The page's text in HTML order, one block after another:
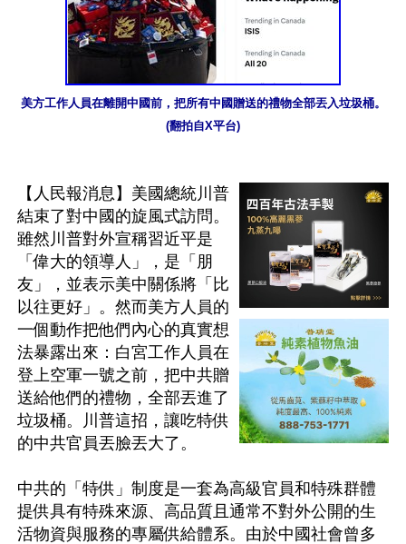
美方工作人員在離開中國前，把所有中國贈送的禮物全部丟入垃圾桶。
(翻拍自X平台)
【人民報消息】美國總統川普
結束了對中國的旋風式訪問。
雖然川普對外宣稱習近平是
「偉大的領導人」，是「朋
友」，並表示美中關係將「比
以往更好」。然而美方人員的
一個動作把他們內心的真實想
法暴露出來：白宮工作人員在
登上空軍一號之前，把中共贈
送給他們的禮物，全部丟進了
垃圾桶。川普這招，讓吃特供
的中共官員丟臉丟大了。
中共的「特供」制度是一套為高級官員和特殊群體
提供具有特殊來源、高品質且通常不對外公開的生
活物資與服務的專屬供給體系。由於中國社會曾多